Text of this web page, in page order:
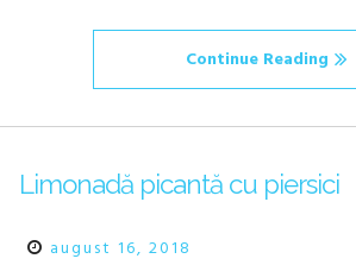
Continue Reading
Limonadă picantă cu piersici
august 16, 2018